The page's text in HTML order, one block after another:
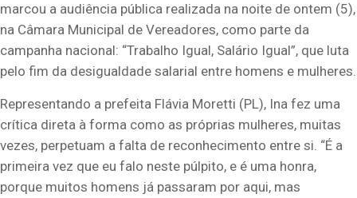
marcou a audiência pública realizada na noite de ontem (5),
na Câmara Municipal de Vereadores, como parte da
campanha nacional: “Trabalho Igual, Salário Igual”, que luta
pelo fim da desigualdade salarial entre homens e mulheres.
Representando a prefeita Flávia Moretti (PL), Ina fez uma
crítica direta à forma como as próprias mulheres, muitas
vezes, perpetuam a falta de reconhecimento entre si. “É a
primeira vez que eu falo neste púlpito, e é uma honra,
porque muitos homens já passaram por aqui, mas